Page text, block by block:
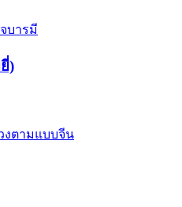
บารมี
)
งตามแบบจีน